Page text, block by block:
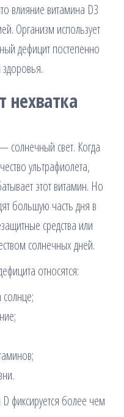
влияние витамина D3
Организм использует
дефицит постепенно
нехватка
солнечный свет. Когда
ультрафиолета,
этот витамин. Но
большую часть дня в
средства или
солнечных дней.
относятся:
фиксируется более чем